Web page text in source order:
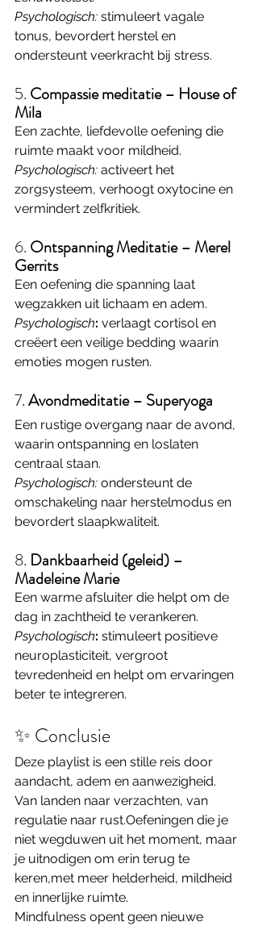
Psychologisch: stimuleert vagale
tonus, bevordert herstel en
ondersteunt veerkracht bij stress.
5. Compassie meditatie – House of
Mila
Een zachte, liefdevolle oefening die
ruimte maakt voor mildheid.
Psychologisch: activeert het
zorgsysteem, verhoogt oxytocine en
vermindert zelfkritiek.
6. Ontspanning Meditatie – Merel
Gerrits
Een oefening die spanning laat
wegzakken uit lichaam en adem.
Psychologisch: verlaagt cortisol en
creëert een veilige bedding waarin
emoties mogen rusten.
7. Avondmeditatie – Superyoga
Een rustige overgang naar de avond,
waarin ontspanning en loslaten
centraal staan.
Psychologisch: ondersteunt de
omschakeling naar herstelmodus en
bevordert slaapkwaliteit.
8. Dankbaarheid (geleid) –
Madeleine Marie
Een warme afsluiter die helpt om de
dag in zachtheid te verankeren.
Psychologisch: stimuleert positieve
neuroplasticiteit, vergroot
tevredenheid en helpt om ervaringen
beter te integreren.
✨ Conclusie
Deze playlist is een stille reis door
aandacht, adem en aanwezigheid.
Van landen naar verzachten, van
regulatie naar rust.Oefeningen die je
niet wegduwen uit het moment, maar
je uitnodigen om erin terug te
keren,met meer helderheid, mildheid
en innerlijke ruimte.
Mindfulness opent geen nieuwe